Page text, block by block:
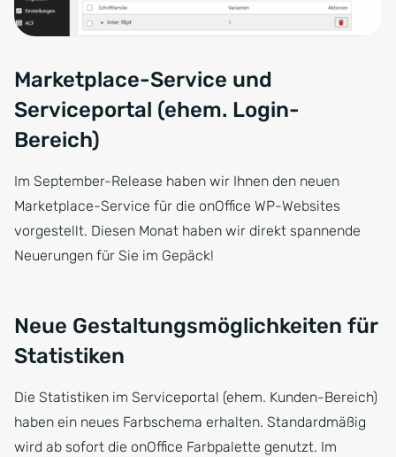
Marketplace-Service und
Serviceportal (ehem. Login-
Bereich)
Im September-Release haben wir Ihnen den neuen
Marketplace-Service für die onOffice WP-Websites
vorgestellt. Diesen Monat haben wir direkt spannende
Neuerungen für Sie im Gepäck!
Neue Gestaltungsmöglichkeiten für
Statistiken
Die Statistiken im Serviceportal (ehem. Kunden-Bereich)
haben ein neues Farbschema erhalten. Standardmäßig
wird ab sofort die onOffice Farbpalette genutzt. Im